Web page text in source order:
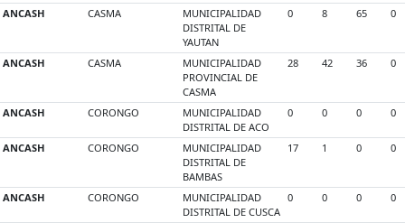
ANCASH CASMA
MUNICIPALIDAD
DISTRITAL DE
YAUTAN
0 8 65 0
ANCASH CASMA
MUNICIPALIDAD
PROVINCIAL DE
CASMA
28 42 36 0
ANCASH CORONGO
MUNICIPALIDAD
DISTRITAL DE ACO
0 0 0 0
ANCASH CORONGO
MUNICIPALIDAD
DISTRITAL DE
BAMBAS
17 1 0 0
ANCASH CORONGO
MUNICIPALIDAD
DISTRITAL DE CUSCA
0 0 0 0